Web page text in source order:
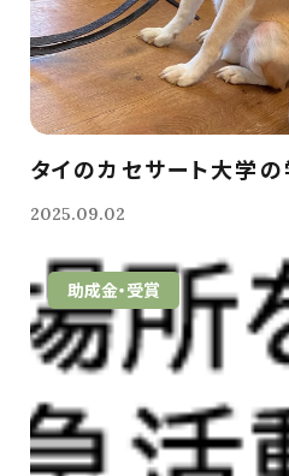
タイのカセサート大学
2025.09.02
助成金・受賞